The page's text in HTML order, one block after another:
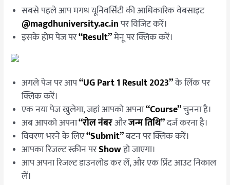
सबसे पहले आप मगध यूनिवर्सिटी की आधिकारिक वेबसाइट
@magdhuniversity.ac.inपर विजिट करें।
इसके होम पेज पर“Result”मेनू पर क्लिक करें।
अगले पेज पर आप“UG Part 1 Result 2023”के लिंक पर
क्लिक करें।
एक नया पेज खुलेगा, जहां आपको अपना“Course”चुनना है।
अब आपको अपना“रोल नंबरऔरजन्म तिथि”दर्ज करना है।
विवरण भरने के लिए“Submit”बटन पर क्लिक करें।
आपका रिजल्ट स्क्रीन परShowहो जाएगा।
आप अपना रिजल्ट डाउनलोड कर लें, और एक प्रिंट आउट निकाल
लें।